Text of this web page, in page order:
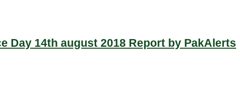
Day 14th august 2018 Report by PakAlerts